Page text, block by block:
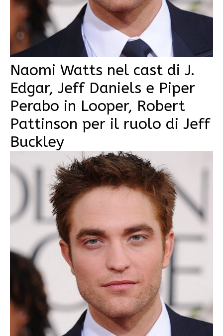
Naomi Watts nel cast di J.
Edgar, Jeff Daniels e Piper
Perabo in Looper, Robert
Pattinson per il ruolo di Jeff
Buckley